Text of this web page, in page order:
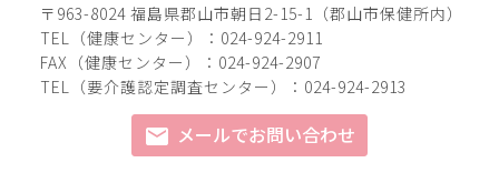
〒963-8024 福島県郡山市朝日2-15-1（郡山市保健所内）
TEL（健康センター）：024-924-2911
FAX（健康センター）：024-924-2907
TEL（要介護認定調査センター）：024-924-2913
mail メールでお問い合わせ